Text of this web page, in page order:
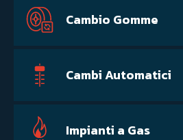
Cambio Gomme
Cambi Automatici
Impianti a Gas